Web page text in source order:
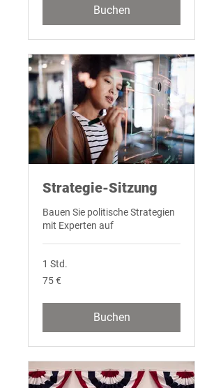
Buchen
Strategie-Sitzung
Bauen Sie politische Strategien
mit Experten auf
1 Std.
75
Euro
75 €
Buchen